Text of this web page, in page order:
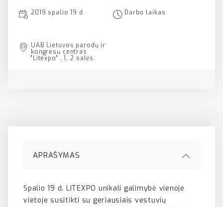
2019 spalio 19 d. Darbo laikas
UAB Lietuvos parodų ir
kongresų centras
"Litexpo" , 1, 2 salės.
APRAŠYMAS
Spalio 19 d. LITEXPO unikali galimybė vienoje
vietoje susitikti su geriausiais vestuvių